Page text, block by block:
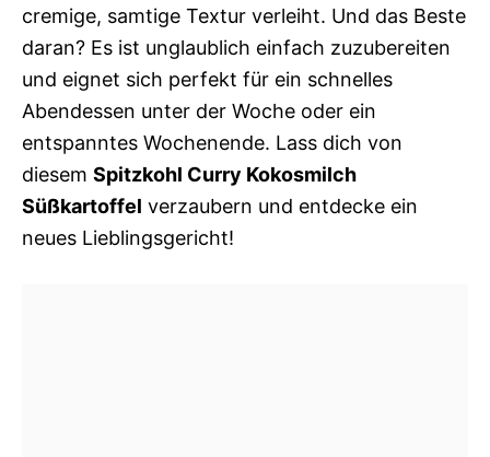
cremige, samtige Textur verleiht. Und das Beste
daran? Es ist unglaublich einfach zuzubereiten
und eignet sich perfekt für ein schnelles
Abendessen unter der Woche oder ein
entspanntes Wochenende. Lass dich von
diesem Spitzkohl Curry Kokosmilch
Süßkartoffel verzaubern und entdecke ein
neues Lieblingsgericht!